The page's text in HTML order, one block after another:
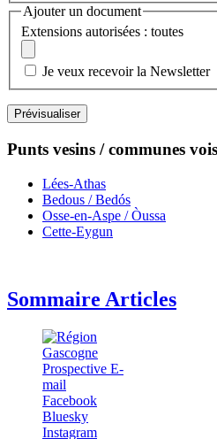
Ajouter un document
Extensions autorisées : toutes
Je veux recevoir la Newsletter
Punts vesins / communes
Lées-Athas
Bedous / Bedós
Osse-en-Aspe / Òussa
Cette-Eygun
Sommaire Articles